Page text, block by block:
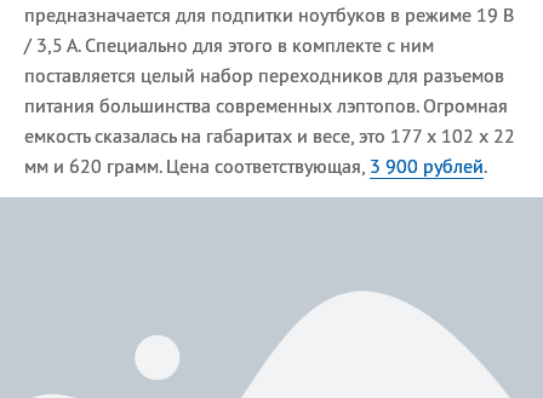
предназначается для подпитки ноутбуков в режиме 19 В
/ 3,5 А. Специально для этого в комплекте с ним
поставляется целый набор переходников для разъемов
питания большинства современных лэптопов. Огромная
емкость сказалась на габаритах и весе, это 177 х 102 х 22
мм и 620 грамм. Цена соответствующая, 3 900 рублей.